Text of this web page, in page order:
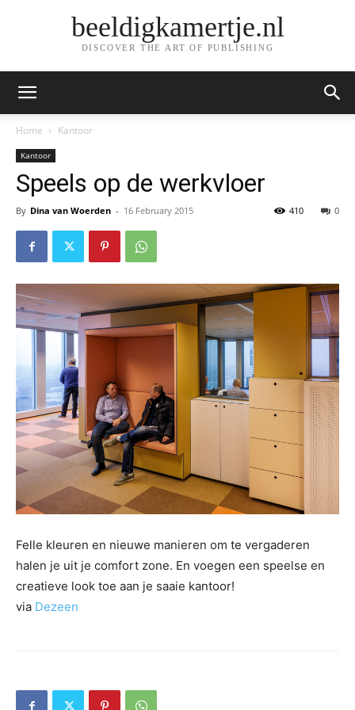
beeldigkamertje.nl
DISCOVER THE ART OF PUBLISHING
Home Kantoor
Kantoor
Speels op de werkvloer
By Dina van Woerden - 16 February 2015 0
410
Felle kleuren en nieuwe manieren om te vergaderen
halen je uit je comfort zone. En voegen een speelse en
creatieve look toe aan je saaie kantoor!
via Dezeen